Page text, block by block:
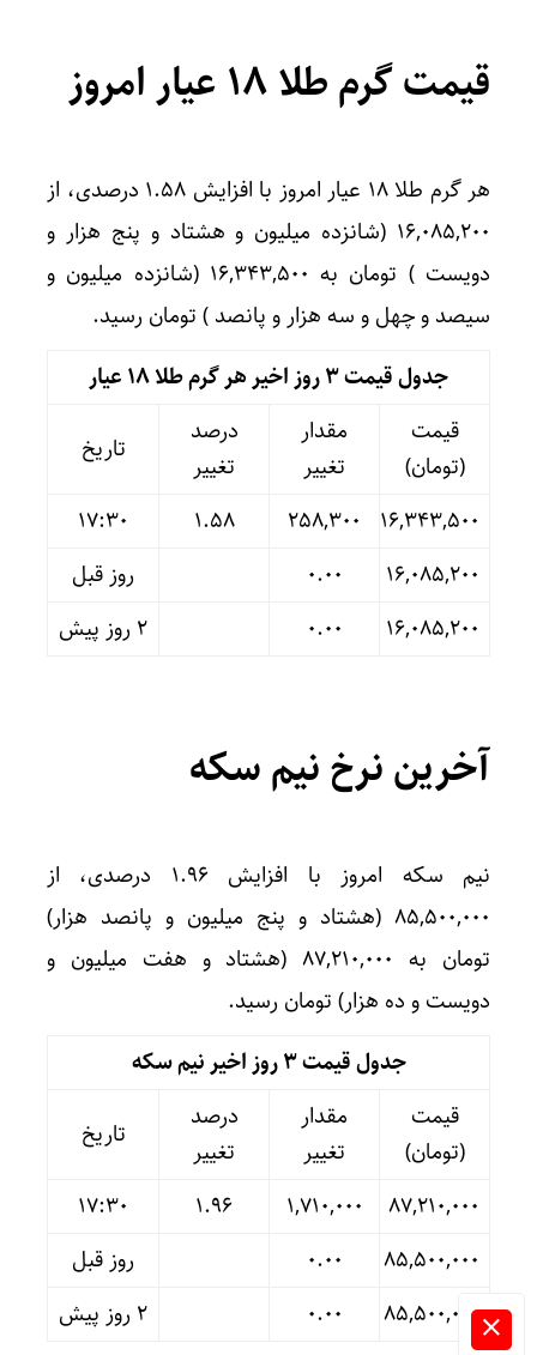
قیمت گرم طلا ۱۸ عیار امروز
هر گرم طلا ۱۸ عیار امروز با افزایش ۱.۵۸ درصدی، از
۱۶,۰۸۵,۲۰۰ (شانزده میلیون و هشتاد و پنج هزار و
دویست ) تومان به ۱۶,۳۴۳,۵۰۰ (شانزده میلیون و
سیصد و چهل و سه هزار و پانصد ) تومان رسید.
جدول قیمت 3 روز اخیر هر گرم طلا ۱۸ عیار
قیمت
(تومان)
مقدار
تغییر
درصد
تغییر
تاریخ
۱۶,۳۴۳,۵۰۰
۲۵۸,۳۰۰ ۱.۵۸
17:30
۱۶,۰۸۵,۲۰۰
۰.۰۰
روز قبل
۱۶,۰۸۵,۲۰۰
۰.۰۰ ۲ روز پیش
آخرین نرخ نیم سکه
نیم سکه امروز با افزایش ۱.۹۶ درصدی، از
۸۵,۵۰۰,۰۰۰ (هشتاد و پنج میلیون و پانصد هزار)
تومان به ۸۷,۲۱۰,۰۰۰ (هشتاد و هفت میلیون و
دویست و ده هزار) تومان رسید.
جدول قیمت 3 روز اخیر نیم سکه
قیمت
(تومان)
مقدار
تغییر
درصد
تغییر
تاریخ
۸۷,۲۱۰,۰۰۰
۱,۷۱۰,۰۰۰ ۱.۹۶
17:30
۸۵,۵۰۰,۰۰۰
۰.۰۰
روز قبل
۸۵,۵۰۰,۰۰۰
۰.۰۰ ۲ روز پیش